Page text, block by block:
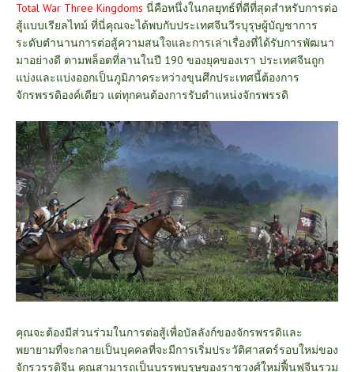
Total War Three Kingdoms นี่คือหนึ่งในกลยุทธ์ที่ดีที่สุดสำหรับการต่อ
สู้แบบเรียลไทม์ ที่นี่คุณจะได้พบกับประเทศจีนวีรบุรุษผู้บัญชาการ
ระดับตำนานการต่อสู้ความสนใจและการเล่าเรื่องที่ได้รับการพัฒนา
มาอย่างดี ตามพล็อตที่ลานในปี 190 ของยุคของเรา ประเทศจีนถูก
แบ่งและแบ่งออกเป็นภูมิภาคระหว่างขุนศึกประเทศนี้ต้องการ
จักรพรรดิองค์เดียว แต่ทุกคนต้องการรับตำแหน่งจักรพรรดิ
คุณจะต้องมีส่วนร่วมในการต่อสู้เพื่อบัลลังก์ของจักรพรรดิและ
พยายามที่จะกลายเป็นบุคคลที่จะมีการเริ่มประวัติศาสตร์รอบใหม่ของ
จักรวรรดิจีน คุณสามารถเป็นบรรพบุรุษของราชวงศ์ใหม่ฟื้นฟูจีนรวม